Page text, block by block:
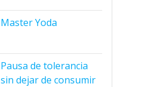
Master Yoda
Pausa de tolerancia
sin dejar de consumir